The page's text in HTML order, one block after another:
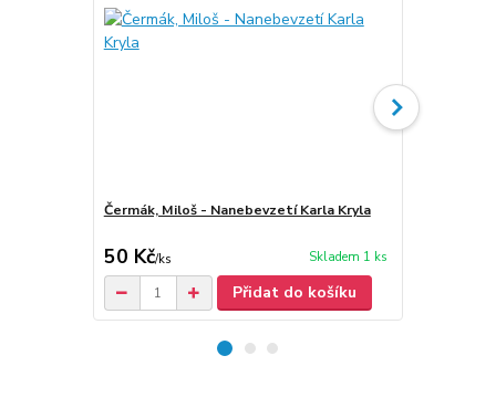
Čermák, Miloš - Nanebevzetí Karla Kryla
50 Kč/ks Skladem 1 ks
Přidat do košíku